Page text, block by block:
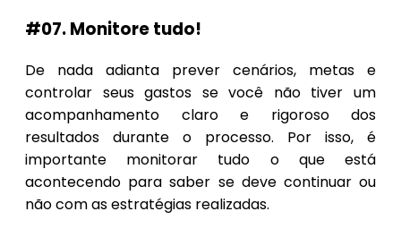
#07. Monitore tudo!
De nada adianta prever cenários, metas e
controlar seus gastos se você não tiver um
acompanhamento claro e rigoroso dos
resultados durante o processo. Por isso, é
importante monitorar tudo o que está
acontecendo para saber se deve continuar ou
não com as estratégias realizadas.